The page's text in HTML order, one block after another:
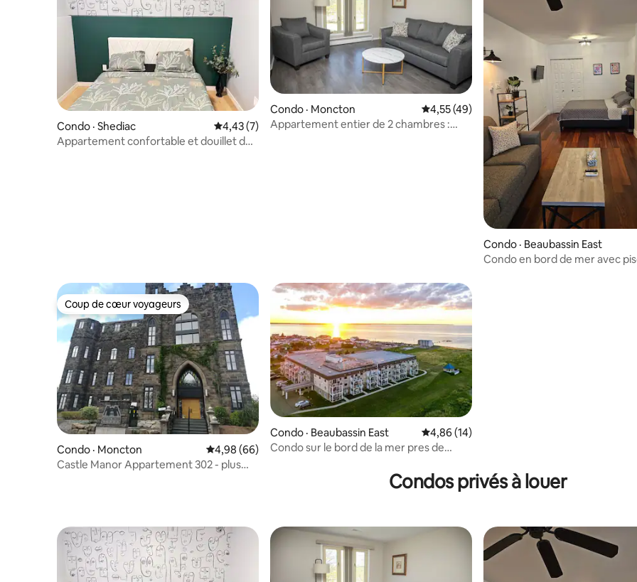
Condo · Shediac Note moyenne de 4,43 sur 5, 7 commentaires
4,43 (7)
Appartement confortable et douillet de
Condo · Moncton Note moyenne de 4,55 sur 5, 49
4,55 (49)
Appartement entier de 2 chambres :
Condo · Beaubassin East
Condo en bord de mer avec
Coup de cœur voyageurs
Coup de cœur voyageurs
Condo · Moncton Note moyenne de 4,98 sur 5, 66 commentaires
4,98 (66)
Castle Manor Appartement 302 - plus
Condo · Beaubassin East Note moyenne de 4,86 sur 5, 14
4,86 (14)
Condo sur le bord de la mer pres de
Condos privés à louer